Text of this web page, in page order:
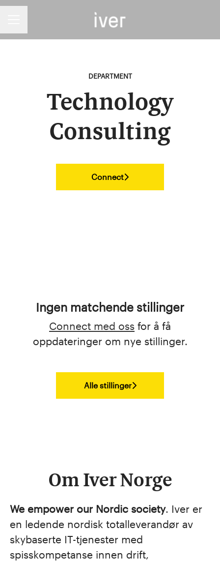
DEPARTMENT
Technology
Consulting
Connect
Ingen matchende stillinger
Connect med oss for å få
oppdateringer om nye stillinger.
Alle stillinger
Om Iver Norge
We empower our Nordic society. Iver er
en ledende nordisk totalleverandør av
skybaserte IT-tjenester med
spisskompetanse innen drift,